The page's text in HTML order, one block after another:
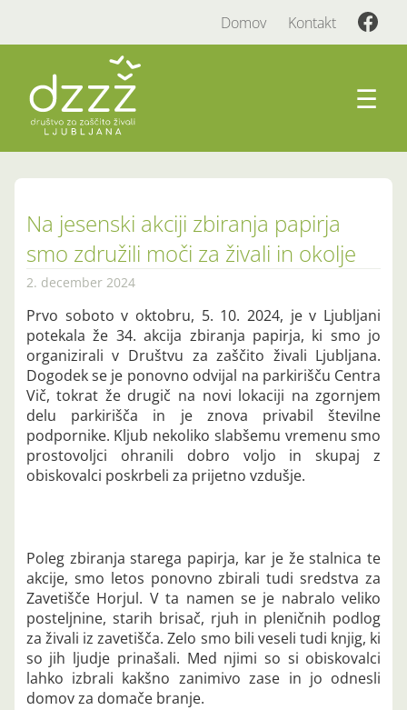
Domov Kontakt
☰
Na jesenski akciji zbiranja papirja
smo združili moči za živali in okolje
2. december 2024
Prvo soboto v oktobru, 5. 10. 2024, je v Ljubljani
potekala že 34. akcija zbiranja papirja, ki smo jo
organizirali v Društvu za zaščito živali Ljubljana.
Dogodek se je ponovno odvijal na parkirišču Centra
Vič, tokrat že drugič na novi lokaciji na zgornjem
delu parkirišča in je znova privabil številne
podpornike. Kljub nekoliko slabšemu vremenu smo
prostovoljci ohranili dobro voljo in skupaj z
obiskovalci poskrbeli za prijetno vzdušje.
Poleg zbiranja starega papirja, kar je že stalnica te
akcije, smo letos ponovno zbirali tudi sredstva za
Zavetišče Horjul. V ta namen se je nabralo veliko
posteljnine, starih brisač, rjuh in pleničnih podlog
za živali iz zavetišča. Zelo smo bili veseli tudi knjig, ki
so jih ljudje prinašali. Med njimi so si obiskovalci
lahko izbrali kakšno zanimivo zase in jo odnesli
domov za domače branje.